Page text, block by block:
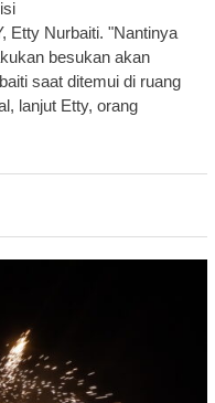
Etty Nurbaiti. "Nantinya
besukan akan
saat ditemui di ruang
lanjut Etty, orang